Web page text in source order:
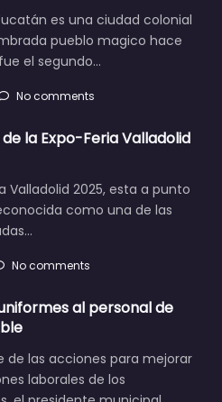
es una ciudad colonial
pueblo magico hace
el segundo…
No comments
la Expo-Feria Valladolid
Valladolid 2025, esta a punto
como una de las
No comments
al personal de
de las acciones para mejorar
laborales de los